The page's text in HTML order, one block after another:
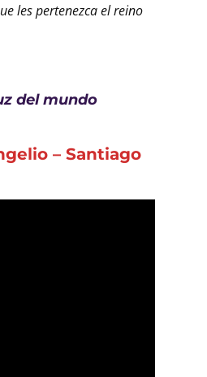
les pertenezca el reino
del mundo
– Santiago